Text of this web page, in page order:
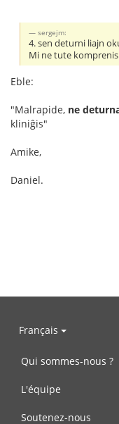
sergejm:
4. sen deturni liajn
Mi ne tute
Eble:
"Malrapide, ne
kliniĝis"
Amike,
Daniel.
Français
Qui sommes-nous ?
L'équipe
Soutenez-nous